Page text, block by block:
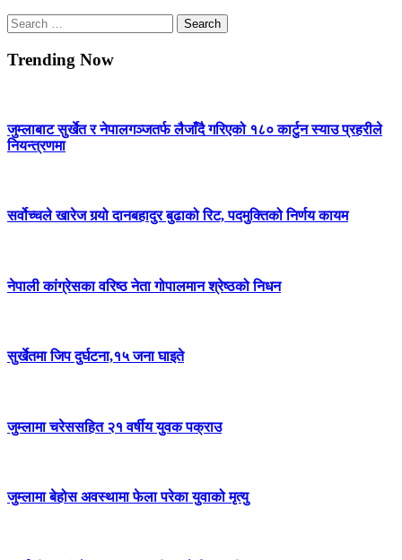
Search
for:
Trending Now
जुम्लाबाट सुर्खेत र नेपालगञ्जतर्फ लैजाँदै गरिएको १८० कार्टुन स्याउ प्रहरीले
नियन्त्रणमा
सर्वोच्चले खारेज गर्‍यो दानबहादुर बुढाको रिट, पदमुक्तिको निर्णय कायम
नेपाली कांग्रेसका वरिष्ठ नेता गोपालमान श्रेष्ठको निधन
सुर्खेतमा जिप दुर्घटना,१५ जना घाइते
जुम्लामा चरेससहित २१ वर्षीय युवक पक्राउ
जुम्लामा बेहोस अवस्थामा फेला परेका युवाको मृत्यु